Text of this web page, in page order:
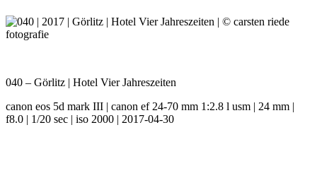
040 – Görlitz | Hotel Vier Jahreszeiten
canon eos 5d mark III | canon ef 24-70 mm 1:2.8 l usm | 24 mm |
f8.0 | 1/20 sec | iso 2000 | 2017-04-30